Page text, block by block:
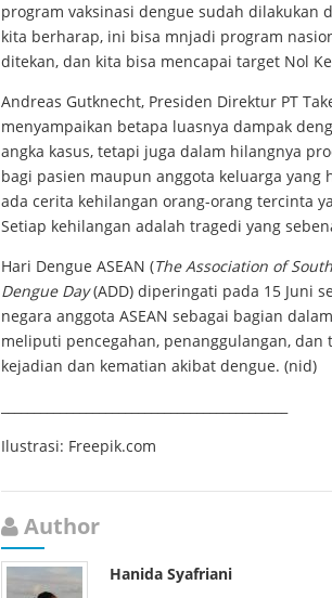
program vaksinasi dengue sudah dilakukan
kita berharap, ini bisa mnjadi program
ditekan, dan kita bisa mencapai target Nol
Andreas Gutknecht, Presiden Direktur PT
menyampaikan betapa luasnya dampak
angka kasus, tetapi juga dalam hilangnya
bagi pasien maupun anggota keluarga yang
ada cerita kehilangan orang-orang tercinta
Setiap kehilangan adalah tragedi yang
Hari Dengue ASEAN (The Association of
Dengue Day(ADD) diperingati pada 15 Juni
negara anggota ASEAN sebagai bagian
meliputi pencegahan, penanggulangan, dan
kejadian dan kematian akibat dengue. (nid)
Ilustrasi: Freepik.com
Author
Hanida Syafriani